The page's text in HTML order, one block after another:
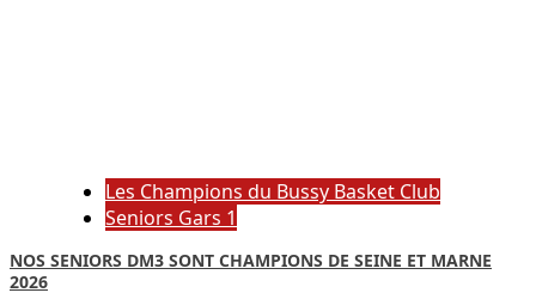
Les Champions du Bussy Basket Club
Seniors Gars 1
NOS SENIORS DM3 SONT CHAMPIONS DE SEINE ET MARNE
2026